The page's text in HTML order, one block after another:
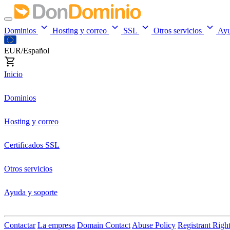
Dominios Hosting y correo SSL Otros servicios
EUR/Español
Inicio
Dominios
Hosting y correo
Certificados SSL
Otros servicios
Ayuda y soporte
Contactar La empresa Domain Contact Abuse Policy Registrant